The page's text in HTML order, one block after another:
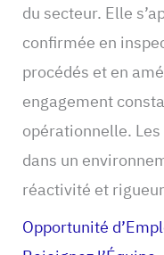
du secteur. Elle
confirmée en
procédés et en
engagement
opérationnelle.
dans un
réactivité et
Opportunité